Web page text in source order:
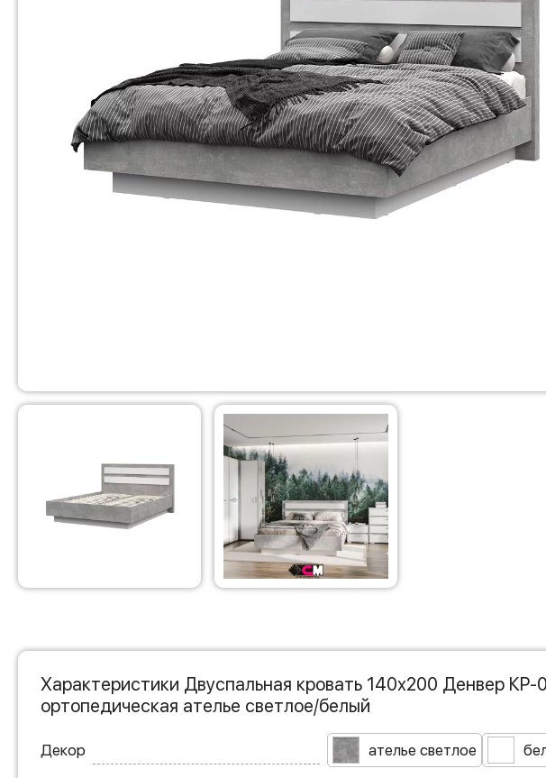
Характеристики Двуспальная кровать 140х200 Денвер КР-
ортопедическая ателье светлое/белый
Декор ателье светлое